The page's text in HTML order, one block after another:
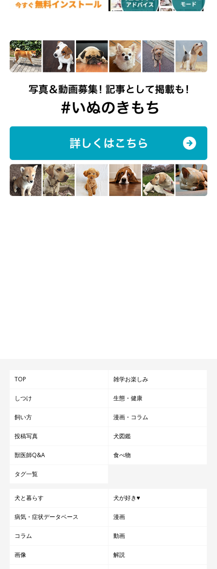
TOP 雑学お楽しみ
しつけ 生態・健康
飼い方 漫画・コラム
投稿写真 犬図鑑
獣医師Q&A 食べ物
タグ一覧
犬と暮らす 犬が好き♥
病気・症状データベース 漫画
コラム 動画
画像 解説